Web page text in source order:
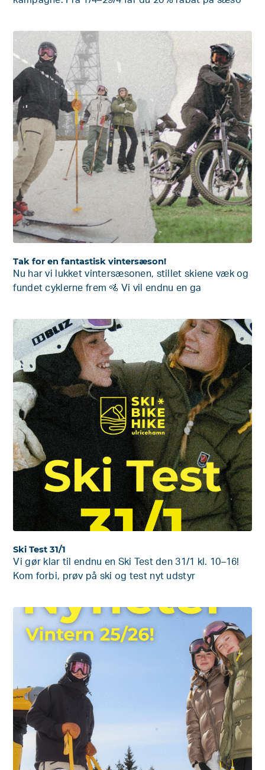
Tak for en fantastisk vintersæson!
Nu har vi lukket vintersæsonen, stillet skiene væk og
fundet cyklerne frem 🚵 Vi vil endnu en ga
Ski Test 31/1
Vi gør klar til endnu en Ski Test den 31/1 kl. 10–16!
Kom forbi, prøv på ski og test nyt udstyr